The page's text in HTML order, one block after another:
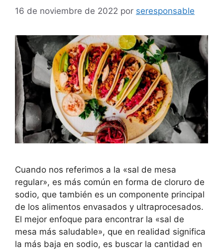
16 de noviembre de 2022 por seresponsable
Cuando nos referimos a la «sal de mesa
regular», es más común en forma de cloruro de
sodio, que también es un componente principal
de los alimentos envasados ​​y ultraprocesados.
El mejor enfoque para encontrar la «sal de
mesa más saludable», que en realidad significa
la más baja en sodio, es buscar la cantidad en